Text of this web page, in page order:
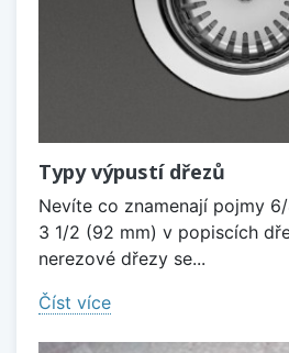
Typy výpustí dřezů
Nevíte co znamenají pojmy
3 1/2 (92 mm) v popiscích
nerezové dřezy se...
Číst více